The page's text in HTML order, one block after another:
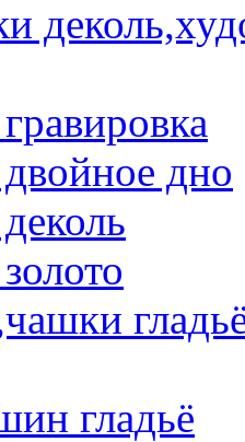
дно
гладьё